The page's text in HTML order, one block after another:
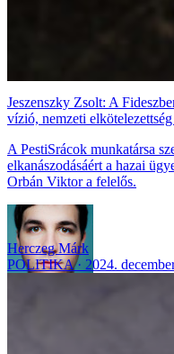
Jeszenszky Zsolt: A
vízió, nemzeti
A PestiSrácok munkatársa
elkanászodásáért a hazai
Orbán Viktor a felelős.
Herczeg Márk
POLITIKA
2024.